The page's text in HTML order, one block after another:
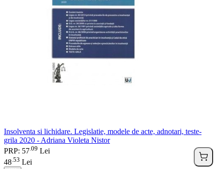
Insolventa si lichidare. Legislatie, modele de acte, adnotari, teste-
grila 2020 - Adriana Violeta Nistor
PRP: 57 09 Lei
48 53 Lei